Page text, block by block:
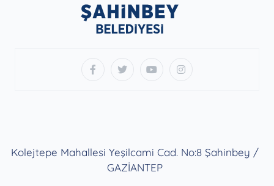
Kolejtepe Mahallesi Yeşilcami Cad. No:8 Şahinbey /
GAZİANTEP